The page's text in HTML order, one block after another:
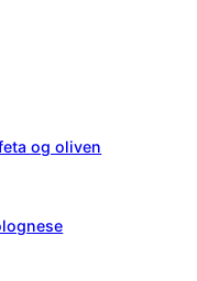
og oliven